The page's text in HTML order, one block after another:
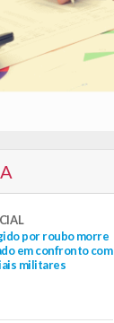
por roubo morre
em confronto com
militares